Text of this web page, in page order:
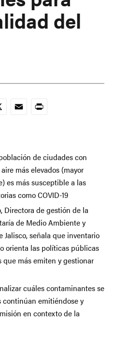
del
EmailPrint
de ciudades con
más elevados (mayor
es más susceptible a las
como COVID-19
Directora de gestión de la
de Medio Ambiente y
Jalisco, señala que inventario
orienta las políticas públicas
que más emiten y gestionar
cuáles contaminantes se
continúan emitiéndose y
en contexto de la